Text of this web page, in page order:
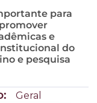
para
e
do
e pesquisa
Geral